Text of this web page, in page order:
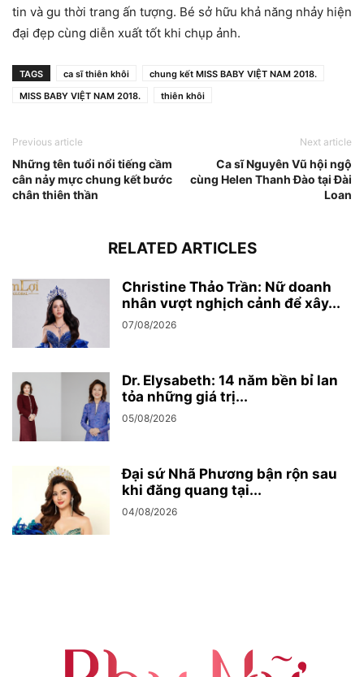
tin và gu thời trang ấn tượng. Bé sở hữu khả năng nhảy hiện
đại đẹp cùng diễn xuất tốt khi chụp ảnh.
TAGS ca sĩ thiên khôi
chung kết MISS BABY VIỆT NAM 2018.
MISS BABY VIỆT NAM 2018.
thiên khôi
Previous article
Những tên tuổi nổi tiếng cầm
cân nảy mực chung kết bước
chân thiên thần
Next article
Ca sĩ Nguyên Vũ hội ngộ
cùng Helen Thanh Đào tại Đài
Loan
RELATED ARTICLES
Christine Thảo Trần: Nữ doanh
nhân vượt nghịch cảnh để xây...
07/08/2026
Dr. Elysabeth: 14 năm bền bỉ lan
tỏa những giá trị...
05/08/2026
Đại sứ Nhã Phương bận rộn sau
khi đăng quang tại...
04/08/2026